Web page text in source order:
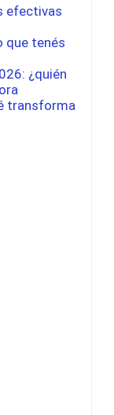
efectivas
que tenés
¿quién
transforma